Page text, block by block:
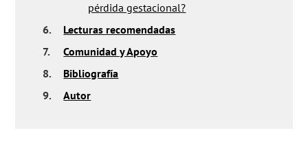
pérdida gestacional?
6.
Lecturas recomendadas
7.
Comunidad y Apoyo
8.
Bibliografía
9.
Autor